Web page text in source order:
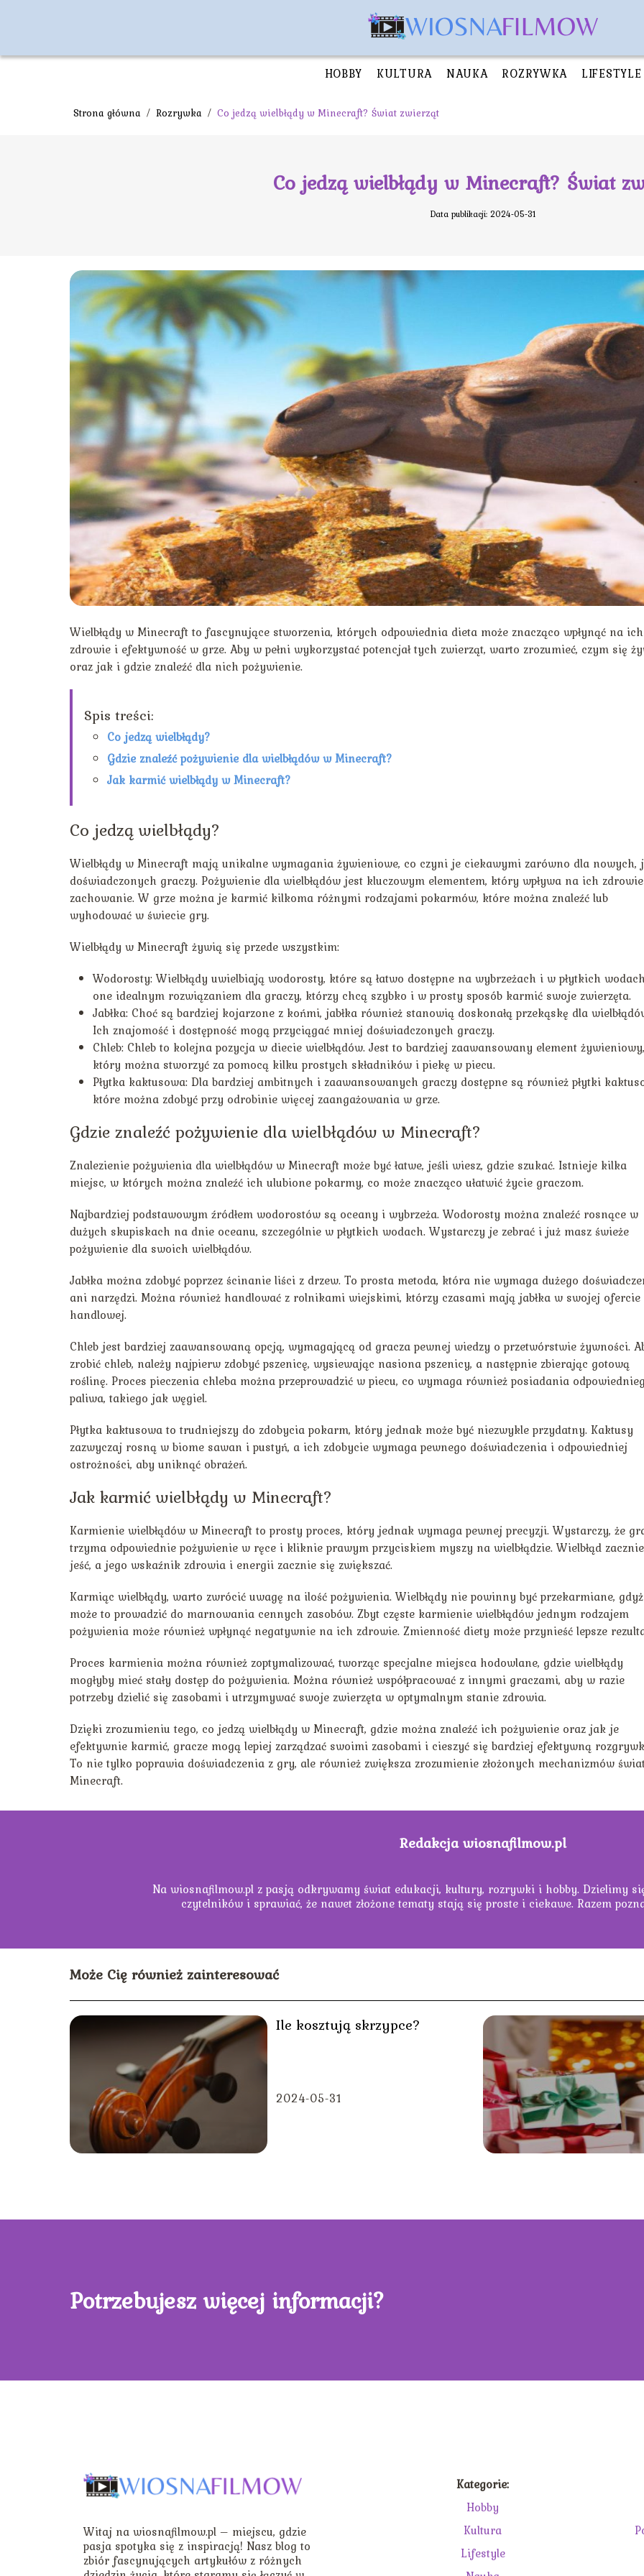
HOBBY KULTURA NAUKA ROZRYWKA LIFESTYLE
Strona główna / Rozrywka / Co jedzą wielbłądy w Minecraft? Świat zwierząt
Co jedzą wielbłądy w Minecraft? Świat
Data publikacji: 2024-05-31
Wielbłądy w Minecraft to fascynujące stworzenia, których odpowiednia dieta może znacząco wpłynąć na ich
zdrowie i efektywność w grze. Aby w pełni wykorzystać potencjał tych zwierząt, warto zrozumieć, czym się
oraz jak i gdzie znaleźć dla nich pożywienie.
Spis treści:
Co jedzą wielbłądy?
Gdzie znaleźć pożywienie dla wielbłądów w Minecraft?
Jak karmić wielbłądy w Minecraft?
Co jedzą wielbłądy?
Wielbłądy w Minecraft mają unikalne wymagania żywieniowe, co czyni je ciekawymi zarówno dla nowych,
doświadczonych graczy. Pożywienie dla wielbłądów jest kluczowym elementem, który wpływa na ich
zachowanie. W grze można je karmić kilkoma różnymi rodzajami pokarmów, które można znaleźć lub
wyhodować w świecie gry.
Wielbłądy w Minecraft żywią się przede wszystkim:
Wodorosty: Wielbłądy uwielbiają wodorosty, które są łatwo dostępne na wybrzeżach i w płytkich
one idealnym rozwiązaniem dla graczy, którzy chcą szybko i w prosty sposób karmić swoje zwierzęta.
Jabłka: Choć są bardziej kojarzone z końmi, jabłka również stanowią doskonałą przekąskę dla
Ich znajomość i dostępność mogą przyciągać mniej doświadczonych graczy.
Chleb: Chleb to kolejna pozycja w diecie wielbłądów. Jest to bardziej zaawansowany element żywieniowy,
który można stworzyć za pomocą kilku prostych składników i piekę w piecu.
Płytka kaktusowa: Dla bardziej ambitnych i zaawansowanych graczy dostępne są również płytki
które można zdobyć przy odrobinie więcej zaangażowania w grze.
Gdzie znaleźć pożywienie dla wielbłądów w Minecraft?
Znalezienie pożywienia dla wielbłądów w Minecraft może być łatwe, jeśli wiesz, gdzie szukać. Istnieje kilka
miejsc, w których można znaleźć ich ulubione pokarmy, co może znacząco ułatwić życie graczom.
Najbardziej podstawowym źródłem wodorostów są oceany i wybrzeża. Wodorosty można znaleźć rosnące w
dużych skupiskach na dnie oceanu, szczególnie w płytkich wodach. Wystarczy je zebrać i już masz świeże
pożywienie dla swoich wielbłądów.
Jabłka można zdobyć poprzez ścinanie liści z drzew. To prosta metoda, która nie wymaga dużego
ani narzędzi. Można również handlować z rolnikami wiejskimi, którzy czasami mają jabłka w swojej ofercie
handlowej.
Chleb jest bardziej zaawansowaną opcją, wymagającą od gracza pewnej wiedzy o przetwórstwie żywności.
zrobić chleb, należy najpierw zdobyć pszenicę, wysiewając nasiona pszenicy, a następnie zbierając gotową
roślinę. Proces pieczenia chleba można przeprowadzić w piecu, co wymaga również posiadania
paliwa, takiego jak węgiel.
Płytka kaktusowa to trudniejszy do zdobycia pokarm, który jednak może być niezwykle przydatny. Kaktusy
zazwyczaj rosną w biome sawan i pustyń, a ich zdobycie wymaga pewnego doświadczenia i odpowiedniej
ostrożności, aby uniknąć obrażeń.
Jak karmić wielbłądy w Minecraft?
Karmienie wielbłądów w Minecraft to prosty proces, który jednak wymaga pewnej precyzji. Wystarczy, że
trzyma odpowiednie pożywienie w ręce i kliknie prawym przyciskiem myszy na wielbłądzie. Wielbłąd zacznie
jeść, a jego wskaźnik zdrowia i energii zacznie się zwiększać.
Karmiąc wielbłądy, warto zwrócić uwagę na ilość pożywienia. Wielbłądy nie powinny być przekarmiane, gdyż
może to prowadzić do marnowania cennych zasobów. Zbyt częste karmienie wielbłądów jednym rodzajem
pożywienia może również wpłynąć negatywnie na ich zdrowie. Zmienność diety może przynieść lepsze
Proces karmienia można również zoptymalizować, tworząc specjalne miejsca hodowlane, gdzie wielbłądy
mogłyby mieć stały dostęp do pożywienia. Można również współpracować z innymi graczami, aby w razie
potrzeby dzielić się zasobami i utrzymywać swoje zwierzęta w optymalnym stanie zdrowia.
Dzięki zrozumieniu tego, co jedzą wielbłądy w Minecraft, gdzie można znaleźć ich pożywienie oraz jak je
efektywnie karmić, gracze mogą lepiej zarządzać swoimi zasobami i cieszyć się bardziej efektywną
To nie tylko poprawia doświadczenia z gry, ale również zwiększa zrozumienie złożonych mechanizmów
Minecraft.
Redakcja wiosnafilmow.pl
Na wiosnafilmow.pl z pasją odkrywamy świat edukacji, kultury, rozrywki i hobby. Dzielimy
czytelników i sprawiać, że nawet złożone tematy stają się proste i ciekawe. Razem
Może Cię również zainteresować
Ile kosztują skrzypce?
2024-05-31
Potrzebujesz więcej informacji?
Witaj na wiosnafilmow.pl – miejscu, gdzie
pasja spotyka się z inspiracją! Nasz blog to
zbiór fascynujących artykułów z różnych
Kategorie:
Hobby
Kultura
Lifestyle